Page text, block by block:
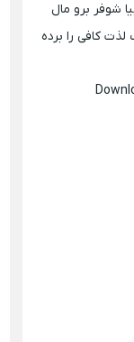
شوفر برو مال
این موزیک لذت کافی را برده